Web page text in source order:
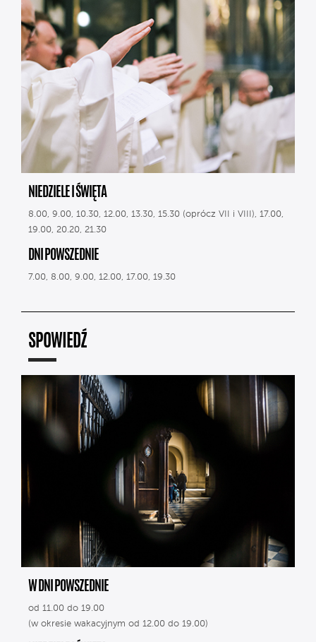
NIEDZIELE I ŚWIĘTA
8.00, 9.00, 10.30, 12.00, 13.30, 15.30 (oprócz VII i VIII), 17.00,
19.00, 20.20, 21.30
DNI POWSZEDNIE
7.00, 8.00, 9.00, 12.00, 17.00, 19.30
SPOWIEDŹ
W DNI POWSZEDNIE
od 11.00 do 19.00
(w okresie wakacyjnym od 12.00 do 19.00)